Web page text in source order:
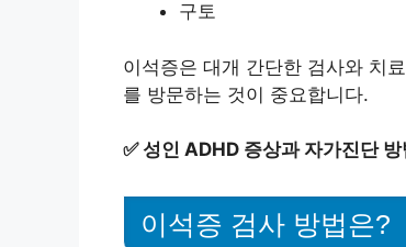
구토
이석증은 대개 간단한 검사와 치
를 방문하는 것이 중요합니다.
✅성인 ADHD 증상과 자가진단
이석증 검사 방법은?